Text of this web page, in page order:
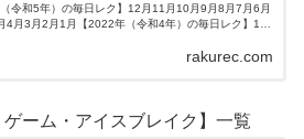
令和5年）の毎日レク】12月11月10月9月8月7月6月
4月3月2月1月【2022年（令和4年）の毎日レク】12
rakurec.com
ゲーム・アイスブレイク】一覧